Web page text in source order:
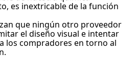
es inextricable de la función
que ningún otro proveedor
el diseño visual e intentar
los compradores en torno al